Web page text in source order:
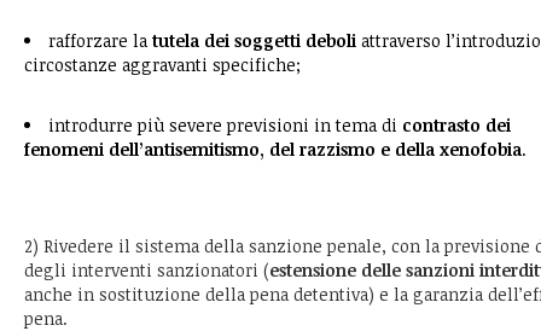
rafforzare latutela dei soggetti deboli attraverso
circostanze aggravanti specifiche;
introdurre più severe previsioni in tema di contrasto dei
fenomeni dell’antisemitismo, del razzismo e della xenofobia.
2) Rivedere il sistema della sanzione penale, con la previsione
degli interventi sanzionatori (estensione delle sanzioni
anche in sostituzione della pena detentiva) e la garanzia
pena.